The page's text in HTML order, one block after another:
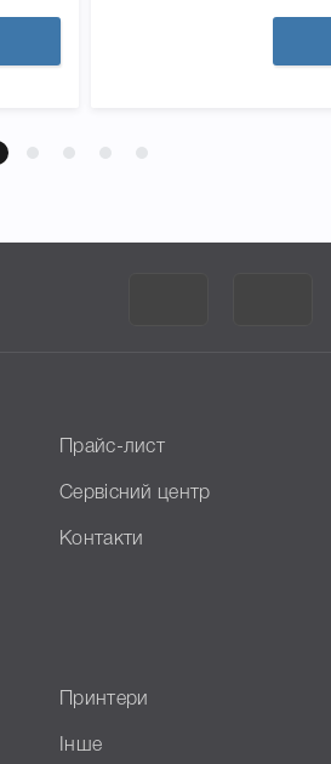
Прайс-лист
Сервісний центр
Контакти
Принтери
Інше